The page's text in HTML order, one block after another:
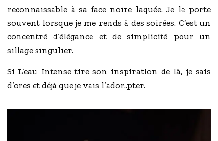
reconnaissable à sa face noire laquée. Je le porte
souvent lorsque je me rends à des soirées. C’est un
concentré d’élégance et de simplicité pour un
sillage singulier.
Si L’eau Intense tire son inspiration de là, je sais
d’ores et déjà que je vais l’ador..pter.